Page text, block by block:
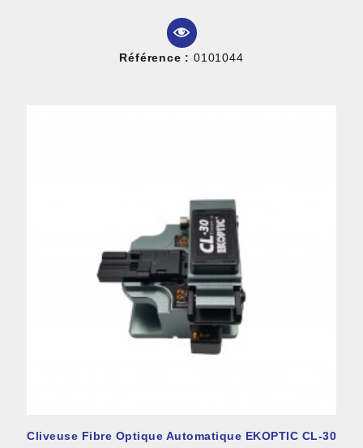
Référence : 0101044
Cliveuse Fibre Optique Automatique EKOPTIC CL-30